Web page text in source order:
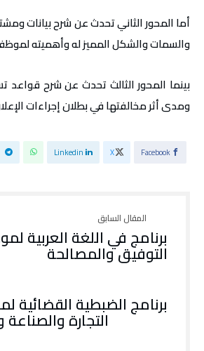
أما المحور الثاني تحدث عن شرح بيانات
والسمات والشكل المميز له وأهميته
بينما المحور الثالث تحدث عن شرح قواعد
ومدى أثر مخالفتها في بطلان إجراءات
Facebook
X
Linkedin
برنامج في اللغة العربية
التوفيق والمصالحة
برنامج الضبطية القضائية
التجارة